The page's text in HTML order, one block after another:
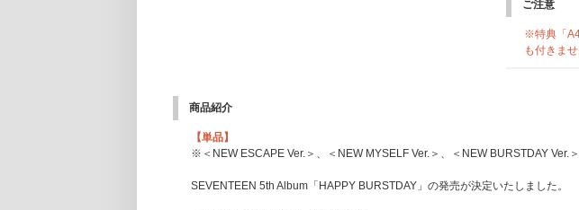
■応募期間
[応募期間
2025年6
ご注意
※特典「
も付きま
商品紹介
【単品】
※＜NEW ESCAPE Ver.＞、＜NEW MYSELF Ver.＞、＜NEW BURSTDAY Ver.
SEVENTEEN 5th Album「HAPPY BURSTDAY」の発売が決定いたしました。